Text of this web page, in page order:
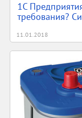
1С
требования?
11.01.2018